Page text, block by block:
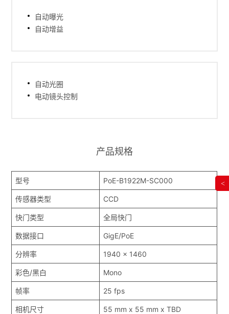
自动曝光
自动增益
自动光圈
电动镜头控制
产品规格
型号 PoE-B1922M-SC000
传感器类型 CCD
快门类型 全局快门
数据接口 GigE/PoE
分辨率 1940 x 1460
彩色/黑白 Mono
帧率 25 fps
相机尺寸 55 mm x 55 mm x TBD
<